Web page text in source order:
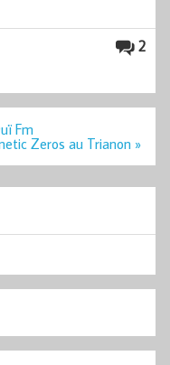
2
Fm
Zeros au Trianon »